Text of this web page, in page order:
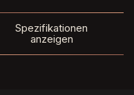
Spezifikationen
anzeigen